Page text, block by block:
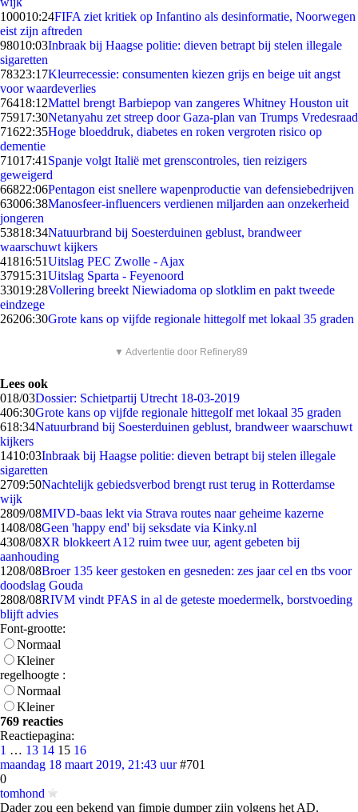
100010:24FIFA ziet kritiek op Infantino als desinformatie, Noorwegen
eist zijn aftreden
98010:03Inbraak bij Haagse politie: dieven betrapt bij stelen illegale
sigaretten
78323:17Kleurrecessie: consumenten kiezen grijs en beige uit angst
voor waardeverlies
76418:12Mattel brengt Barbiepop van zangeres Whitney Houston uit
75917:30Netanyahu zet streep door Gaza-plan van Trumps Vredesraad
71622:35Hoge bloeddruk, diabetes en roken vergroten risico op
dementie
71017:41 Spanje volgt Italië met grenscontroles, tien reizigers
geweigerd
66822:06Pentagon eist snellere wapenproductie van defensiebedrijven
63006:38Manosfeer-influencers verdienen miljarden aan onzekerheid
jongeren
53818:34Natuurbrand bij Soesterduinen geblust, brandweer
waarschuwt kijkers
41816:51Uitslag PEC Zwolle - Ajax
37915:31Uitslag Sparta - Feyenoord
33019:28Vollering breekt Niewiadoma op slotklim en pakt tweede
eindzege
26206:30Grote kans op vijfde regionale hittegolf met lokaal 35 graden
▼ Advertentie door Refinery89
Lees ook
018/03Dossier: Schietpartij Utrecht 18-03-2019
406:30Grote kans op vijfde regionale hittegolf met lokaal 35 graden
618:34Natuurbrand bij Soesterduinen geblust, brandweer waarschuwt
kijkers
1410:03Inbraak bij Haagse politie: dieven betrapt bij stelen illegale
sigaretten
2709:50Nachtelijk gebiedsverbod brengt rust terug in Rotterdamse
wijk
2809/08MIVD-baas lekt via Strava routes naar geheime kazerne
1408/08Geen 'happy end' bij seksdate via Kinky.nl
4308/08XR blokkeert A12 ruim twee uur, agent gebeten bij
aanhouding
1208/08Broer 135 keer gestoken en gesneden: zes jaar cel en tbs voor
doodslag Gouda
2808/08RIVM vindt PFAS in al de geteste moedermelk, borstvoeding
blijft advies
Font-grootte:
Normaal
Kleiner
regelhoogte :
Normaal
Kleiner
769 reacties
Reactiepagina:
1 … 13 14 15 16
maandag 18 maart 2019, 21:43 uur #701
0
tomhond
Dader zou een bekend van fimpje dumper zijn volgens het AD.